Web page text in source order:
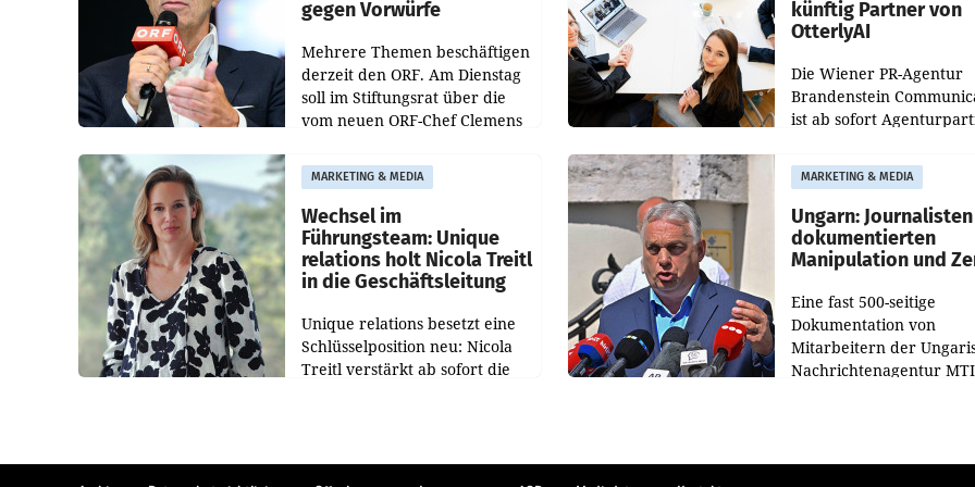
gegen Vorwürfe
Mehrere Themen beschäftigen
derzeit den ORF. Am Dienstag
soll im Stiftungsrat über die
vom neuen ORF-Chef Clemens
Besetzungen für die
Direktionen abgestimmt
werden.
künftig Partner von
OtterlyAI
Die Wiener PR-Agentur
Brandenstein
ist ab sofort
Optimierungsplattform
OtterlyAI. Damit baut die
Agentur ihr
MARKETING & MEDIA
Wechsel im
Führungsteam: Unique
relations holt Nicola Treitl
in die Geschäftsleitung
Unique relations besetzt eine
Schlüsselposition neu: Nicola
Treitl verstärkt ab sofort die
Mahr.
MARKETING & MEDIA
Ungarn: Journalisten
dokumentierten
Manipulation und
Eine fast 500-seitige
Dokumentation von
Mitarbeitern der
Nachrichtenagentur